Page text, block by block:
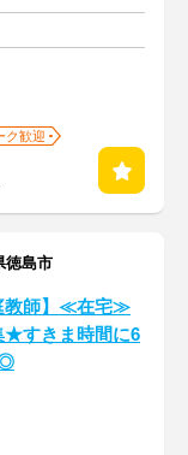
ク歓迎
島市
教師】≪在宅≫
すきま時間に6
◎